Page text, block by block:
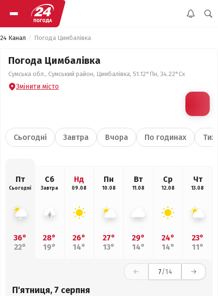
24 Канал Погода Цимбалівка
Погода Цимбалівка
Сумська обл., Сумський район, Цимбалівка, 51.12°Пн, 34.22°Сх
Змінити місто
Сьогодні Завтра Вчора По годинах
Пт
Сьогодні
36°
22°
Сб
Завтра
28°
19°
Нд
09.08
26°
14°
Пн
10.08
27°
13°
Вт
11.08
29°
14°
Ср
12.08
24°
14°
Чт
13.08
23°
11°
7/14
П'ятниця, 7 серпня